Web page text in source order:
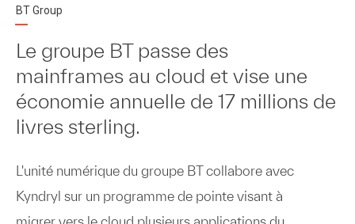
BT Group
Le groupe BT passe des
mainframes au cloud et vise une
économie annuelle de 17 millions de
livres sterling.
L'unité numérique du groupe BT collabore avec
Kyndryl sur un programme de pointe visant à